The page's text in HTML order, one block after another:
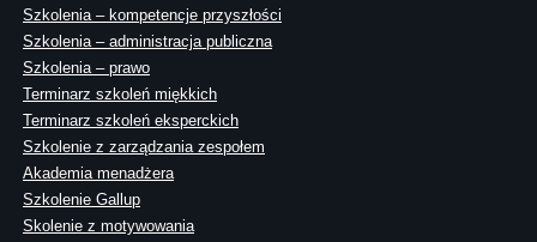
Szkolenia – kompetencje przyszłości
Szkolenia – administracja publiczna
Szkolenia – prawo
Terminarz szkoleń miękkich
Terminarz szkoleń eksperckich
Szkolenie z zarządzania zespołem
Akademia menadżera
Szkolenie Gallup
Skolenie z motywowania